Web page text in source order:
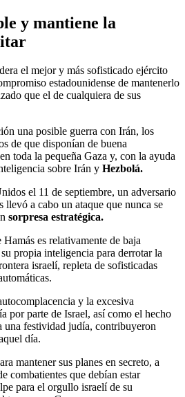
y mantiene la
el mejor y más sofisticado ejército
estadounidense de mantenerlo
que el de cualquiera de sus
una posible guerra con Irán, los
de que disponían de buena
en toda la pequeña Gaza y, con la ayuda
sobre Irán y Hezbolá.
el 11 de septiembre, un adversario
llevó a cabo un ataque que nunca se
sorpresa estratégica.
es relativamente de baja
propia inteligencia para derrotar la
israelí, repleta de sofisticadas
y la excesiva
por parte de Israel, así como el hecho
una festividad judía, contribuyeron
día.
mantener sus planes en secreto, a
combatientes que debían estar
para el orgullo israelí de su